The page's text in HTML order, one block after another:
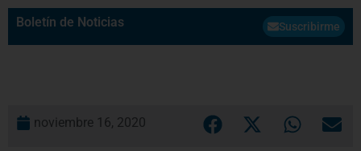
Boletín de Noticias Suscribirme
noviembre 16, 2020